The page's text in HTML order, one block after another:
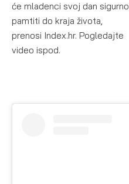
će mladenci svoj dan sigurno
pamtiti do kraja života,
prenosi Index.hr. Pogledajte
video ispod.